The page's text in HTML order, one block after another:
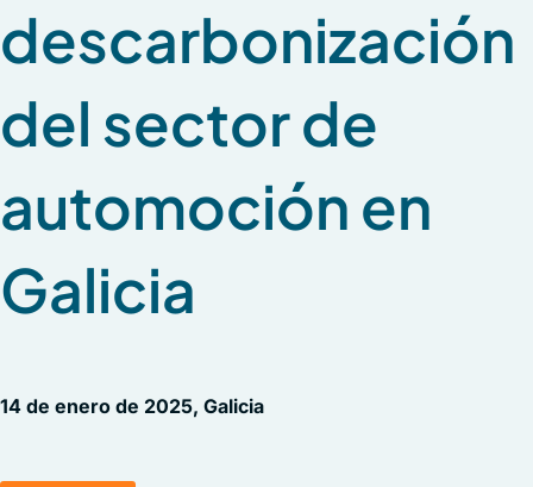
descarbonización
del sector de
automoción en
Galicia
14 de enero de 2025, Galicia